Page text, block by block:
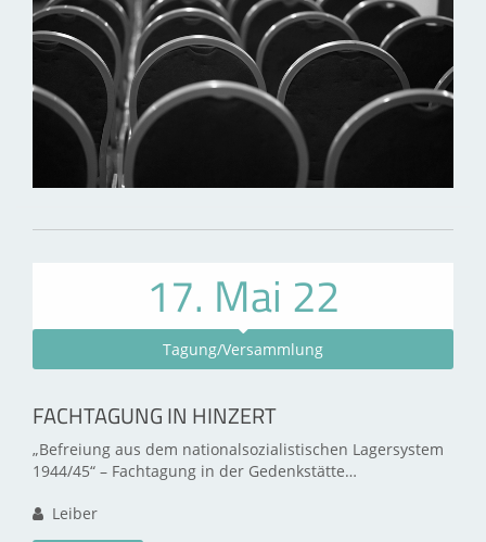
17. Mai 22
Tagung/Versammlung
FACHTAGUNG IN HINZERT
„Befreiung aus dem nationalsozialistischen Lagersystem
1944/45“ – Fachtagung in der Gedenkstätte…
Leiber